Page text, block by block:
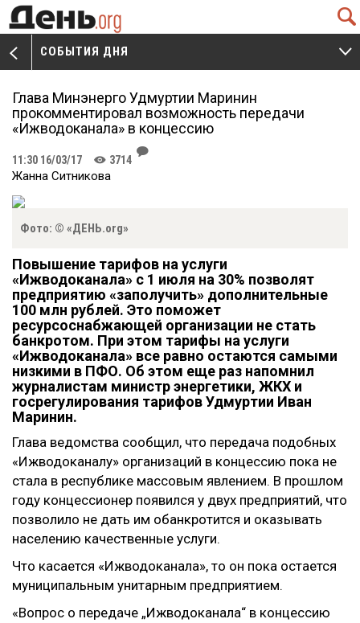
Q
V
СОБЫТИЯ ДНЯ
W
Глава Минэнерго Удмуртии Маринин
прокомментировал возможность передачи
«Ижводоканала» в концессию
11:30 16/03/17 K 3714
J
Жанна Ситникова
Фото: © «ДЕНЬ.org»
Повышение тарифов на услуги
«Ижводоканала» с 1 июля на 30% позволят
предприятию «заполучить» дополнительные
100 млн рублей. Это поможет
ресурсоснабжающей организации не стать
банкротом. При этом тарифы на услуги
«Ижводоканала» все равно остаются самыми
низкими в ПФО. Об этом еще раз напомнил
журналистам министр энергетики, ЖКХ и
госрегулирования тарифов Удмуртии Иван
Маринин.
Глава ведомства сообщил, что передача подобных
«Ижводоканалу» организаций в концессию пока не
стала в республике массовым явлением. В прошлом
году концессионер появился у двух предприятий, что
позволило не дать им обанкротится и оказывать
населению качественные услуги.
Что касается «Ижводоканала», то он пока остается
муниципальным унитарным предприятием.
«Вопрос о передаче „Ижводоканала“ в концессию